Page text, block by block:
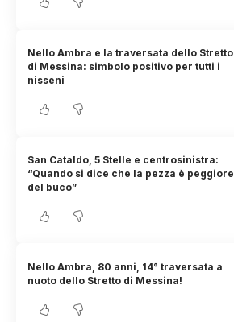
Nello Ambra e la traversata dello Stretto
di Messina: simbolo positivo per tutti i
nisseni
San Cataldo, 5 Stelle e centrosinistra:
“Quando si dice che la pezza è peggiore
del buco”
Nello Ambra, 80 anni, 14° traversata a
nuoto dello Stretto di Messina!